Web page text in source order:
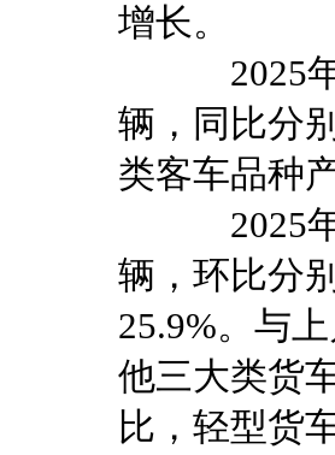
增长。
2025年1-
辆，同比分
类客车品种
2025年11
辆，环比分
25.9%。与
他三大类货
比，轻型货